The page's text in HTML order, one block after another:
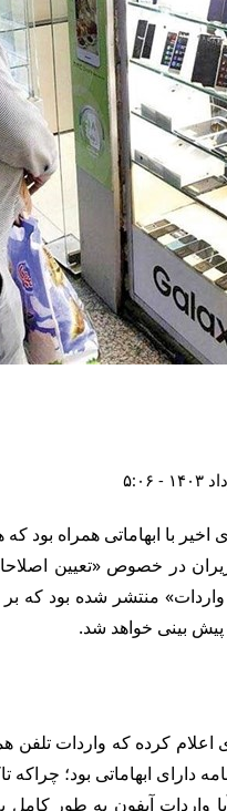
با ابهاماتی همراه بود
منتشر شده بود که